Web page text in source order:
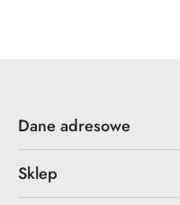
Dane adresowe
Sklep